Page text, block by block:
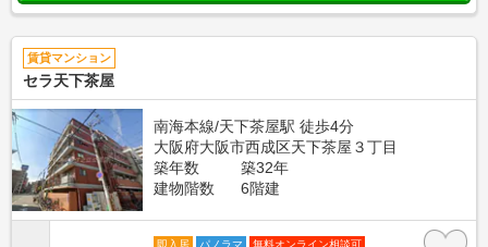
賃貸マンション
セラ天下茶屋
南海本線/天下茶屋駅 徒歩4分
大阪府大阪市西成区天下茶屋３丁目
築年数
築32年
建物階数
6階建
即入居 パノラマ 無料オンライン相談可